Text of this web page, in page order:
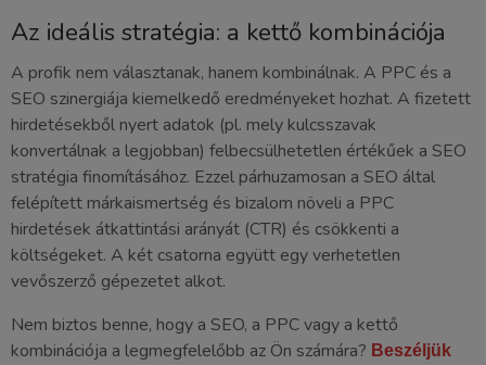
Az ideális stratégia: a kettő kombinációja
A profik nem választanak, hanem kombinálnak. A PPC és a
SEO szinergiája kiemelkedő eredményeket hozhat. A fizetett
hirdetésekből nyert adatok (pl. mely kulcsszavak
konvertálnak a legjobban) felbecsülhetetlen értékűek a SEO
stratégia finomításához. Ezzel párhuzamosan a SEO által
felépített márkaismertség és bizalom növeli a PPC
hirdetések átkattintási arányát (CTR) és csökkenti a
költségeket. A két csatorna együtt egy verhetetlen
vevőszerző gépezetet alkot.
Nem biztos benne, hogy a SEO, a PPC vagy a kettő
kombinációja a legmegfelelőbb az Ön számára? Beszéljük